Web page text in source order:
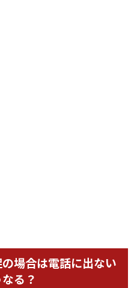
場合は電話に出ない
る？